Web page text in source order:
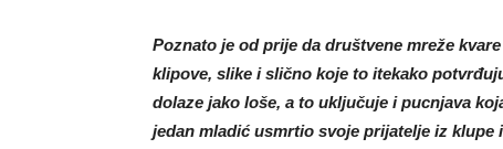
Poznato je od prije da društvene mreže
klipove, slike i slično koje to itekako
dolaze jako loše, a to uključuje i pucnjava
jedan mladić usmrtio svoje prijatelje iz